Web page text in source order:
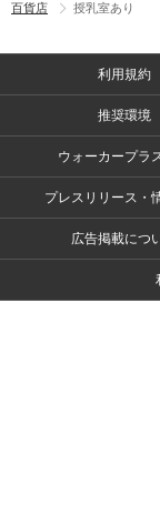
百貨店
授乳室あり
利用規約
推奨環境
ウォーカープラ
プレスリリース・
広告掲載につ